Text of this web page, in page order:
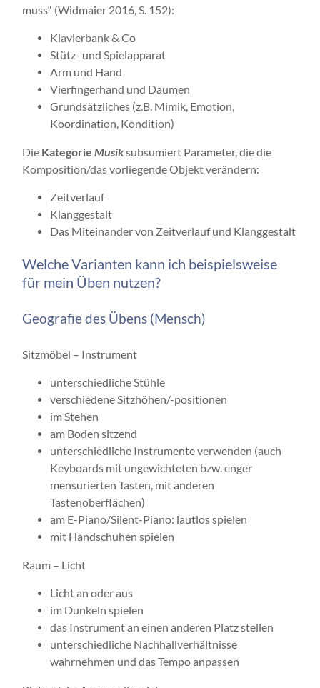
muss“ (Widmaier 2016, S. 152):
Klavierbank & Co
Stütz- und Spielapparat
Arm und Hand
Vierfingerhand und Daumen
Grundsätzliches (z.B. Mimik, Emotion,
Koordination, Kondition)
Die Kategorie Musiksubsumiert Parameter, die die
Komposition/das vorliegende Objekt verändern:
Zeitverlauf
Klanggestalt
Das Miteinander von Zeitverlauf und Klanggestalt
Welche Varianten kann ich beispielsweise
für mein Üben nutzen?
Geografie des Übens (Mensch)
Sitzmöbel – Instrument
unterschiedliche Stühle
verschiedene Sitzhöhen/-positionen
im Stehen
am Boden sitzend
unterschiedliche Instrumente verwenden (auch
Keyboards mit ungewichteten bzw. enger
mensurierten Tasten, mit anderen
Tastenoberflächen)
am E-Piano/Silent-Piano: lautlos spielen
mit Handschuhen spielen
Raum – Licht
Licht an oder aus
im Dunkeln spielen
das Instrument an einen anderen Platz stellen
unterschiedliche Nachhallverhältnisse
wahrnehmen und das Tempo anpassen